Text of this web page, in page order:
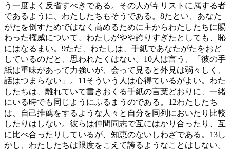
う一度よく反省すべきである。その人がキリストに属する者
であるように、わたしたちもそうである。 8たとい、あなた
がたを倒すためではなく高めるために主からわたしたちに賜
わった権威について、わたしがやや誇りすぎたとしても、恥
にはなるまい。 9ただ、わたしは、手紙であなたがたをおど
しているのだと、思われたくはない。 10人は言う、「彼の手
紙は重味があって力強いが、会って見ると外見は弱々しく、
話はつまらない」。 11 そういう人は心得ているがよい。わた
したちは、離れていて書きおくる手紙の言葉どおりに、一緒
にいる時でも同じようにふるまうのである。 12わたしたち
は、自己推薦をするような人々と自分を同列においたり比較
したりはしない。彼らは仲間同志で互にはかり合ったり、互
に比べ合ったりしているが、知恵のないしわざである。 13し
かし、わたしたちは限度をこえて誇るようなことはしない。